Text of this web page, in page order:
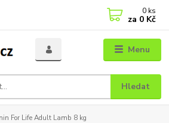
Menu
Hledat
0 ks
za 0 Kč
For Life Adult Lamb 8 kg